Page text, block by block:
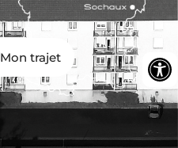
Mon trajet